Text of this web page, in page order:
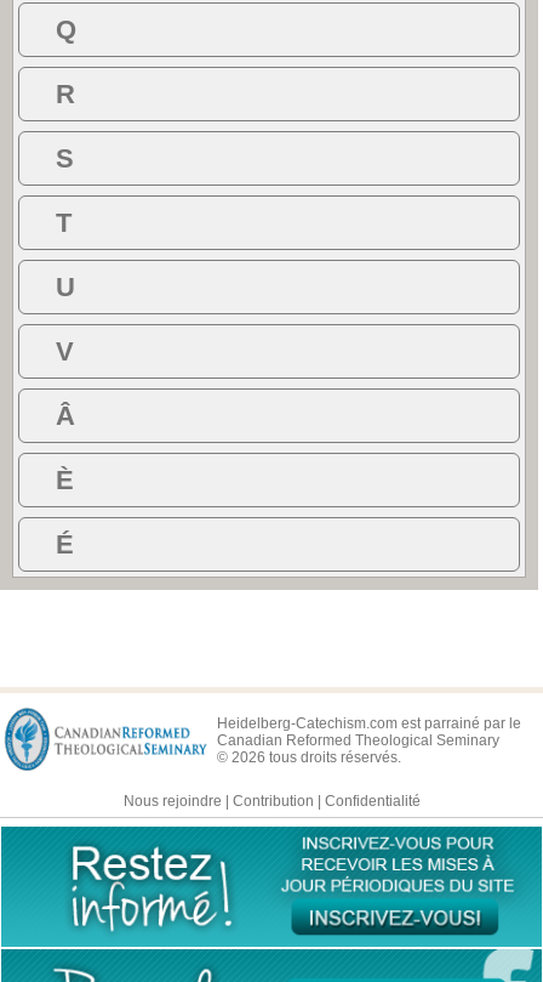
Q
R
S
T
U
V
Â
È
É
Heidelberg-Catechism.com est parrainé par le
Canadian Reformed Theological Seminary
© 2026 tous droits réservés.
Nous rejoindre Contribution Confidentialité